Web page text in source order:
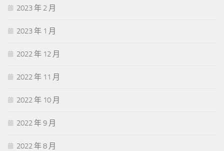
2023 年 2 月
2023 年 1 月
2022 年 12 月
2022 年 11 月
2022 年 10 月
2022 年 9 月
2022 年 8 月